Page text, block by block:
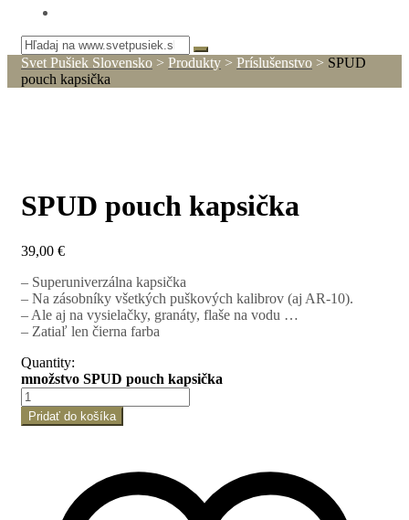
Svet Pušiek Slovensko > Produkty > Príslušenstvo > SPUD
pouch kapsička
SPUD pouch kapsička
39,00 €
– Superuniverzálna kapsička
– Na zásobníky všetkých puškových kalibrov (aj AR-10).
– Ale aj na vysielačky, granáty, flaše na vodu …
– Zatiaľ len čierna farba
Quantity:
množstvo SPUD pouch kapsička
Pridať do košíka